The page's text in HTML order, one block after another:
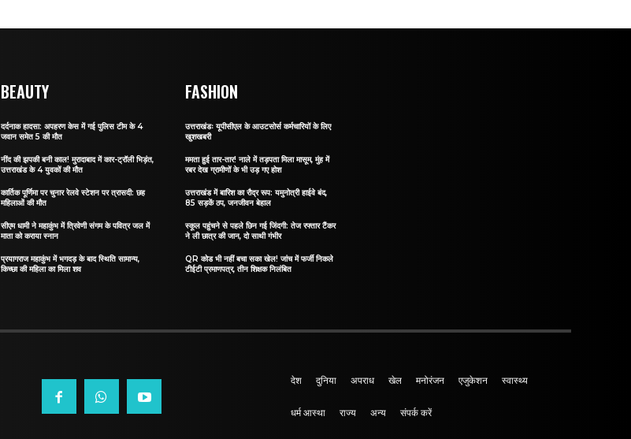
BEAUTY
दर्दनाक हादसा: अपहरण केस में गई पुलिस टीम के 4
जवान समेत 5 की मौत
नींद की झपकी बनी काल! मुरादाबाद में कार-ट्रॉली भिड़ंत,
उत्तराखंड के 4 युवकों की मौत
कार्तिक पूर्णिमा पर चुनार रेलवे स्टेशन पर त्रासदी: छह
महिलाओं की मौत
सीएम धामी ने महाकुंभ में त्रिवेणी संगम के पवित्र जल में
माता को कराया स्नान
प्रयागराज महाकुंभ में भगदड़ के बाद स्थिति सामान्य,
किच्छा की महिला का मिला शव
FASHION
उत्तराखंडः यूपीसीएल के आउटसोर्स कर्मचारियों के लिए
खुशखबरी
ममता हुई तार-तार! नाले में तड़पता मिला मासूम, मुंह में
रबर देख ग्रामीणों के भी उड़ गए होश
उत्तराखंड में बारिश का रौद्र रूप: यमुनोत्री हाईवे बंद,
85 सड़कें ठप, जनजीवन बेहाल
स्कूल पहुंचने से पहले छिन गई जिंदगी: तेज रफ्तार टैंकर
ने ली छात्र की जान, दो साथी गंभीर
QR कोड भी नहीं बचा सका खेल! जांच में फर्जी निकले
टीईटी प्रमाणपत्र, तीन शिक्षक निलंबित
देश दुनिया अपराध खेल मनोरंजन एजुकेशन स्वास्थ्य
धर्म आस्था राज्य अन्य संपर्क करें